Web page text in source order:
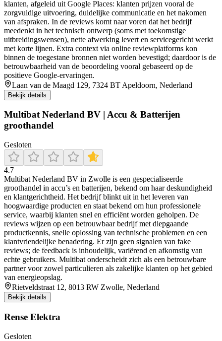
klanten, afgeleid uit Google Places: klanten prijzen vooral de
zorgvuldige uitvoering, duidelijke communicatie en het nakomen
van afspraken. In de reviews komt naar voren dat het bedrijf
meedenkt in het technisch ontwerp (soms met toekomstige
uitbreidingswensen), nette afwerking levert en servicegericht werkt
met korte lijnen. Extra context via online reviewplatforms kon
binnen de toegestane bronnen niet worden bevestigd; daardoor is de
betrouwbaarheid van de beoordeling vooral gebaseerd op de
positieve Google-ervaringen.
Laan van de Maagd 129, 7324 BT Apeldoorn, Nederland
Bekijk details
Multibat Nederland BV | Accu & Batterijen
groothandel
Gesloten
4.7
Multibat Nederland BV in Zwolle is een gespecialiseerde
groothandel in accu’s en batterijen, bekend om haar deskundigheid
en klantgerichtheid. Het bedrijf blinkt uit in het leveren van
hoogwaardige producten en staat bekend om hun professionele
service, waarbij klanten snel en efficiënt worden geholpen. De
reviews wijzen op een betrouwbaar bedrijf met diepgaande
productkennis, snelle oplossing van technische problemen en een
klantvriendelijke benadering. Er zijn geen signalen van fake
reviews; de feedback is inhoudelijk, variërend en afkomstig van
echte gebruikers. Multibat onderscheidt zich als een betrouwbare
partner voor zowel particulieren als zakelijke klanten op het gebied
van energieopslag.
Rietveldstraat 12, 8013 RW Zwolle, Nederland
Bekijk details
Rense Elektra
Gesloten